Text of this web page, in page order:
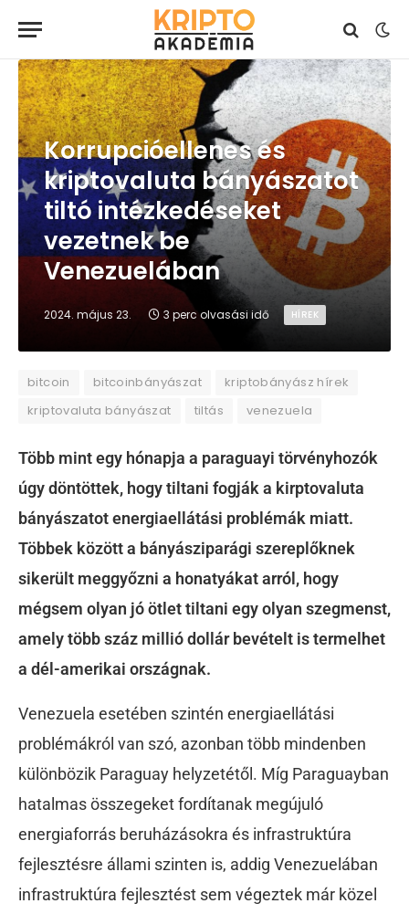
Korrupcióellenes és
kriptovaluta bányászatot
tiltó intézkedéseket
vezetnek be
Venezuelában
2024. május 23. 3 perc olvasási idő HÍREK
bitcoin bitcoinbányászat
kriptobányász hírek
kriptovaluta bányászat
tiltás venezuela
Több mint egy hónapja a paraguayi törvényhozók
úgy döntöttek, hogy tiltani fogják a kirptovaluta
bányászatot energiaellátási problémák miatt.
Többek között a bányásziparági szereplőknek
sikerült meggyőzni a honatyákat arról, hogy
mégsem olyan jó ötlet tiltani egy olyan szegmenst,
amely több száz millió dollár bevételt is termelhet
a dél-amerikai országnak.
Venezuela esetében szintén energiaellátási
problémákról van szó, azonban több mindenben
különbözik Paraguay helyzetétől. Míg Paraguayban
hatalmas összegeket fordítanak megújuló
energiaforrás beruházásokra és infrastruktúra
fejlesztésre állami szinten is, addig Venezuelában
infrastruktúra fejlesztést sem végeztek már közel